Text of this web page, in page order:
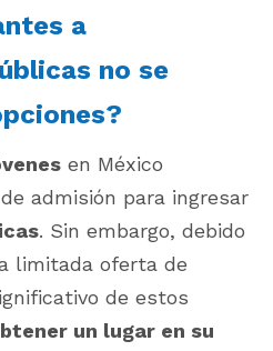
a
no se
en México
admisión para ingresar
. Sin embargo, debido
limitada oferta de
de estos
un lugar en su